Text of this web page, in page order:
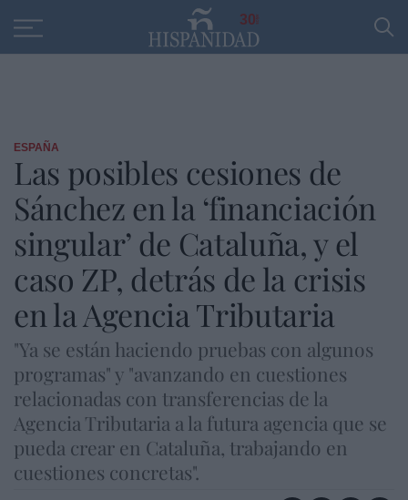
30
ESPAÑA
Las posibles cesiones de
Sánchez en la ‘financiación
singular’ de Cataluña, y el
caso ZP, detrás de la crisis
en la Agencia Tributaria
"Ya se están haciendo pruebas con algunos
programas" y "avanzando en cuestiones
relacionadas con transferencias de la
Agencia Tributaria a la futura agencia que se
pueda crear en Cataluña, trabajando en
cuestiones concretas".